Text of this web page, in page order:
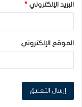
البريد الإلكتروني *
الموقع الإلكتروني